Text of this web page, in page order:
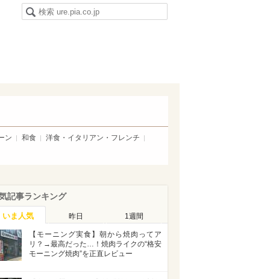
ン 和食 洋食・イタリアン・フレンチ
記事ランキング
いま人気 昨日 1週間
【モーニング実食】朝から焼肉ってア
リ？→最高だった…！焼肉ライクの“格安
モーニング焼肉”を正直レビュー